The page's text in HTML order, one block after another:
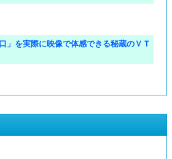
」を実際に映像で体感できる秘蔵のＶＴ